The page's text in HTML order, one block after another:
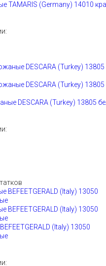
TAMARIS (Germany) 14010
DESCARA (Turkey) 13805
(Italy) 13050